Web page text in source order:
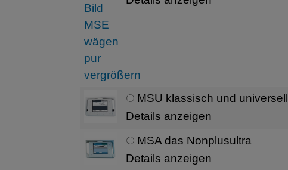
MSU klassisch und universell
Details anzeigen
MSA das Nonplusultra
Details anzeigen